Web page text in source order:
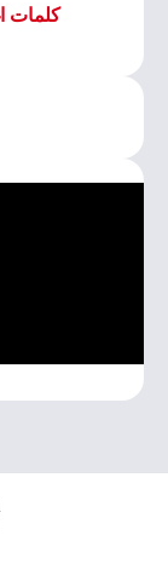
كلمات